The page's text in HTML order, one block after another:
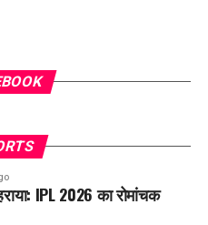
IPL 2026 का रोमांचक